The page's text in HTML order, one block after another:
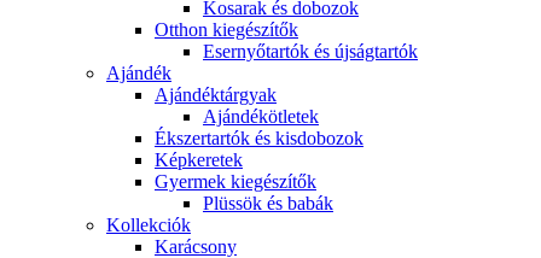
Kosarak és dobozok
Otthon kiegészítők
Esernyőtartók és újságtartók
Ajándék
Ajándéktárgyak
Ajándékötletek
Ékszertartók és kisdobozok
Képkeretek
Gyermek kiegészítők
Plüssök és babák
Kollekciók
Karácsony